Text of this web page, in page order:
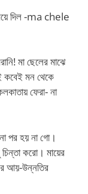
দিল -ma chele
মা ছেলের মাঝে
কবেই মন থেকে
ফেরা- না
পর হয় না গো।
করো। মায়ের
আয়-উন্নতির